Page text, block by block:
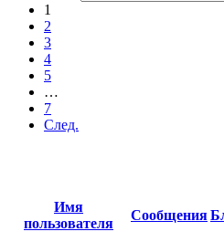
1
2
3
4
5
…
7
След.
Имя
пользователя
Сообщения